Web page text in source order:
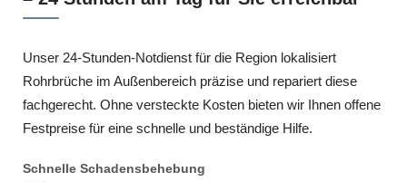
Unser 24-Stunden-Notdienst für die Region lokalisiert
Rohrbrüche im Außenbereich präzise und repariert diese
fachgerecht. Ohne versteckte Kosten bieten wir Ihnen offene
Festpreise für eine schnelle und beständige Hilfe.
Schnelle Schadensbehebung